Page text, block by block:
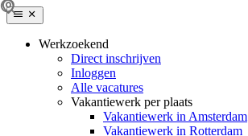
Werkzoekend
Direct inschrijven
Inloggen
Alle vacatures
Vakantiewerk per plaats
Vakantiewerk in Amsterdam
Vakantiewerk in Rotterdam